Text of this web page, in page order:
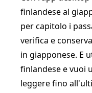
finlandese al
per capitolo i
verifica e
in giapponese. E
finlandese e vuoi
leggere fino